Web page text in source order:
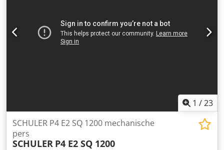
1 /23
SCHULER P4 E2 SQ 1200 mechanische
pers
SCHULER P4 E2 SQ 1200